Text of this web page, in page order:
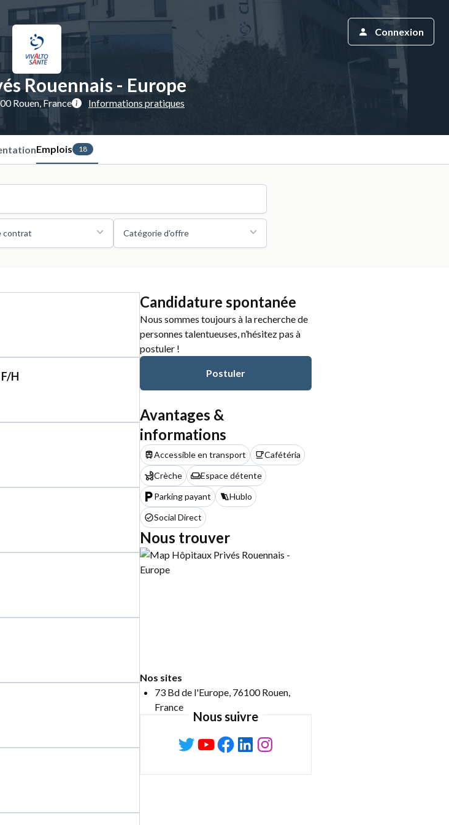
Rouennais - Europe
Rouen, France Informations pratiques
Connexion
Emplois 18
contrat Catégorie d'offre
H
Candidature spontanée
Nous sommes toujours à la recherche de
personnes talentueuses, n’hésitez pas à
postuler !
Postuler
Avantages &
informations
Accessible en transport
Cafétéria
Crèche
Espace détente
Parking payant
Hublo
Social Direct
Nous trouver
Nos sites
73 Bd de l'Europe, 76100 Rouen,
France
Nous suivre